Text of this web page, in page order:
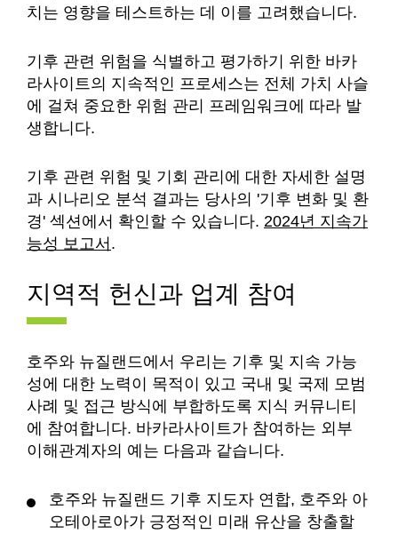
치는 영향을 테스트하는 데 이를 고려했습니다.
기후 관련 위험을 식별하고 평가하기 위한 바카
라사이트의 지속적인 프로세스는 전체 가치 사슬
에 걸쳐 중요한 위험 관리 프레임워크에 따라 발
생합니다.
기후 관련 위험 및 기회 관리에 대한 자세한 설명
과 시나리오 분석 결과는 당사의 '기후 변화 및 환
경' 섹션에서 확인할 수 있습니다. 2024년 지속가
능성 보고서 .
지역적 헌신과 업계 참여
호주와 뉴질랜드에서 우리는 기후 및 지속 가능
성에 대한 노력이 목적이 있고 국내 및 국제 모범
사례 및 접근 방식에 부합하도록 지식 커뮤니티
에 참여합니다. 바카라사이트가 참여하는 외부
이해관계자의 예는 다음과 같습니다.
호주와 뉴질랜드 기후 지도자 연합, 호주와 아
오테아로아가 긍정적인 미래 유산을 창출할